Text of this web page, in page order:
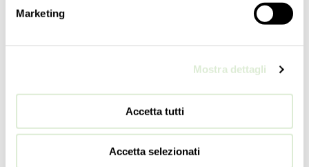
Marketing
Mostra dettagli
Accetta tutti
Accetta selezionati
Wall sconces
60cm